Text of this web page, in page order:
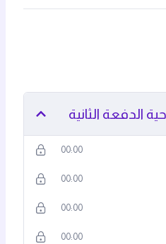
الدفعة الثانية
00:00
00:00
00:00
00:00